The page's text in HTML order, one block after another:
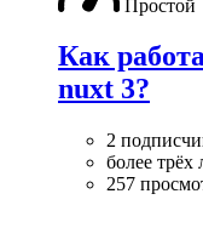
Простой
Как
nuxt 3?
2
более трёх
257